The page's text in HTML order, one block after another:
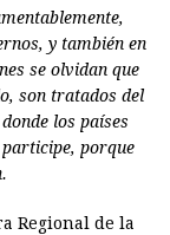
y también en
se olvidan que
son tratados del
los países
porque
Regional de la